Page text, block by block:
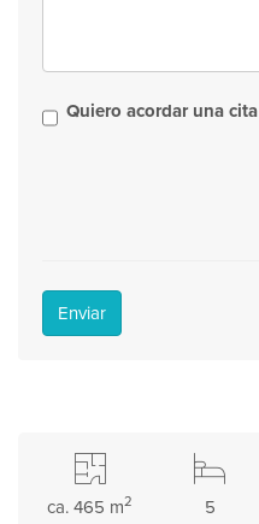
Quiero acordar una cita
Enviar
5
ca. 465 m2